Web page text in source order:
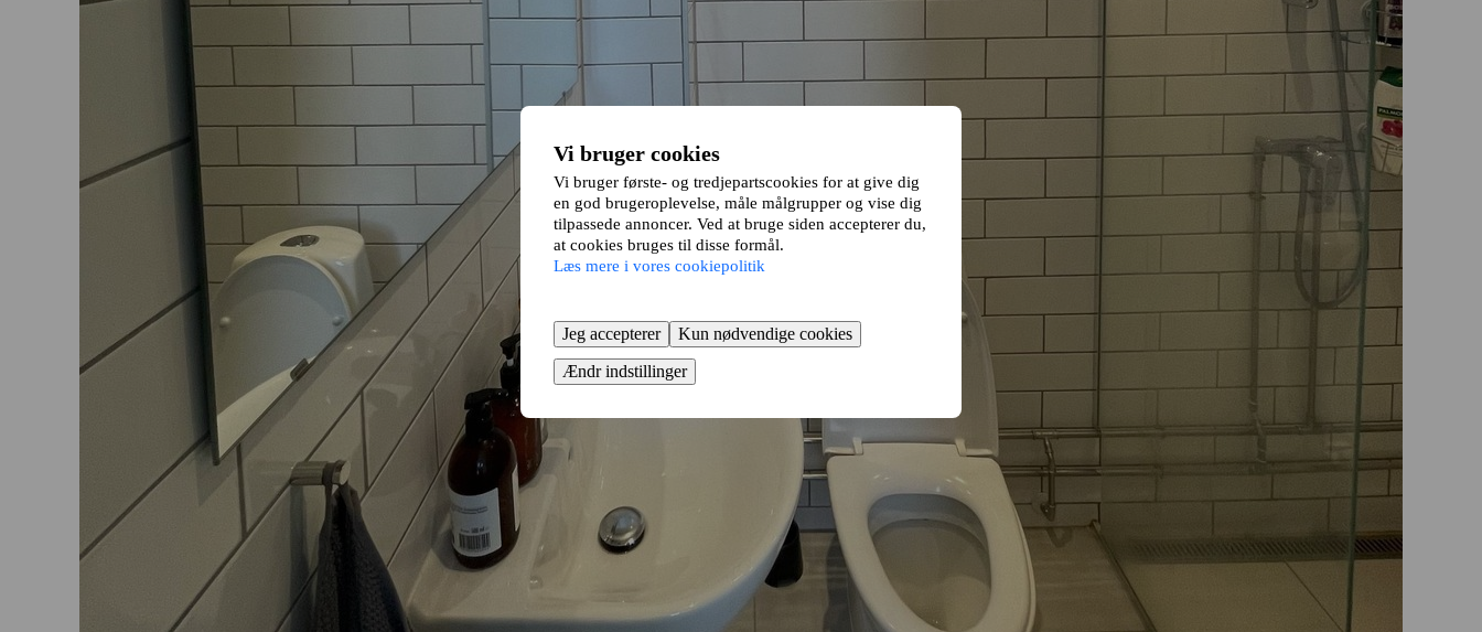
Vi bruger cookies
Vi bruger første- og tredjepartscookies for at give dig
en god brugeroplevelse, måle målgrupper og vise dig
tilpassede annoncer. Ved at bruge siden accepterer du,
at cookies bruges til disse formål.
Læs mere i vores cookiepolitik
Jeg accepterer
Kun nødvendige cookies
Ændr indstillinger